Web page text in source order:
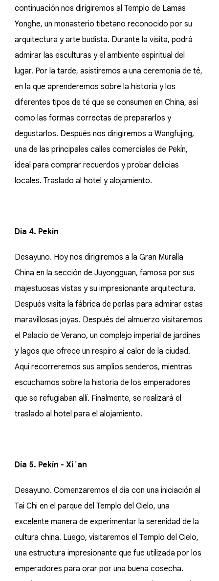
continuación nos dirigiremos al Templo de Lamas
Yonghe, un monasterio tibetano reconocido por su
arquitectura y arte budista. Durante la visita, podrá
admirar las esculturas y el ambiente espiritual del
lugar. Por la tarde, asistiremos a una ceremonia de té,
en la que aprenderemos sobre la historia y los
diferentes tipos de té que se consumen en China, así
como las formas correctas de prepararlos y
degustarlos. Después nos dirigiremos a Wangfujing,
una de las principales calles comerciales de Pekín,
ideal para comprar recuerdos y probar delicias
locales. Traslado al hotel y alojamiento.
Día 4. Pekín
Desayuno. Hoy nos dirigiremos a la Gran Muralla
China en la sección de Juyongguan, famosa por sus
majestuosas vistas y su impresionante arquitectura.
Después visita la fábrica de perlas para admirar estas
maravillosas joyas. Después del almuerzo visitaremos
el Palacio de Verano, un complejo imperial de jardines
y lagos que ofrece un respiro al calor de la ciudad.
Aquí recorreremos sus amplios senderos, mientras
escuchamos sobre la historia de los emperadores
que se refugiaban allí. Finalmente, se realizará el
traslado al hotel para el alojamiento.
Día 5. Pekín - Xi´an
Desayuno. Comenzaremos el día con una iniciación al
Tai Chi en el parque del Templo del Cielo, una
excelente manera de experimentar la serenidad de la
cultura china. Luego, visitaremos el Templo del Cielo,
una estructura impresionante que fue utilizada por los
emperadores para orar por una buena cosecha.